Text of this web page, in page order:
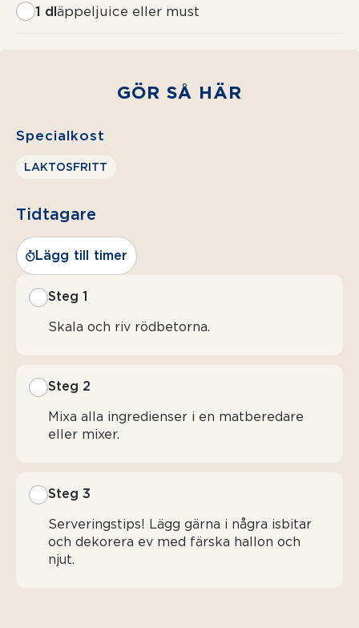
1 dläppeljuice eller must
GÖR SÅ HÄR
Specialkost
LAKTOSFRITT
Tidtagare
Lägg till timer
Steg 1
Skala och riv rödbetorna.
Steg 2
Mixa alla ingredienser i en matberedare
eller mixer.
Steg 3
Serveringstips! Lägg gärna i några isbitar
och dekorera ev med färska hallon och
njut.